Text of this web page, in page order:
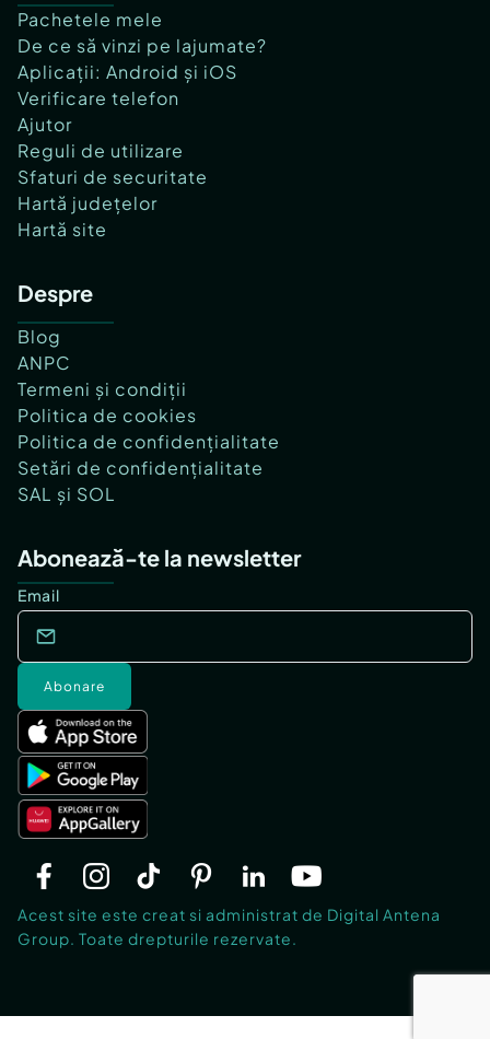
Pachetele mele
De ce să vinzi pe lajumate?
Aplicații: Android și iOS
Verificare telefon
Ajutor
Reguli de utilizare
Sfaturi de securitate
Hartă județelor
Hartă site
Despre
Blog
ANPC
Termeni și condiții
Politica de cookies
Politica de confidențialitate
Setări de confidențialitate
SAL și SOL
Abonează-te la newsletter
Email
Abonare
Acest site este creat si administrat de Digital Antena
Group. Toate drepturile rezervate.